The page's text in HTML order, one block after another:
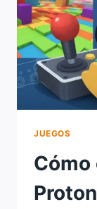
JUEGOS